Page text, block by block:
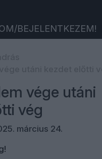
BEJELENTKEZEM!
vége utáni
vég
március 24.